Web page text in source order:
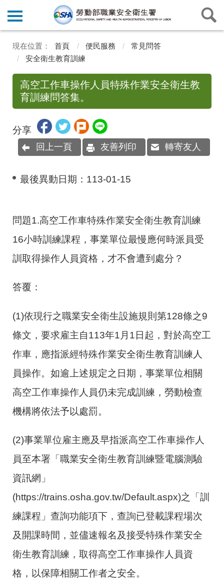
首頁 便民服務
常見問答
安全衛生教育訓練
高空工作車操作人員特殊作業安全衛生教
育訓練問答集。
分享
回上一頁 友善列印 轉寄友人
最後異動日期： 113-01-15
問題1.高空工作車特殊作業安全衛生教育訓練
16小時訓練課程，事業單位最慢應何時派員受
訓取得操作人員資格，才不會遭到處分？
答覆：
(1)依現行之職業安全衛生設施規則第128條之9
條文，要求雇主自113年1月1日起，對於高空工
作車，應指派經特殊作業安全衛生教育訓練人
員操作。如逾上述規定之日期，事業單位相關
高空工作車操作人員仍未完成訓練，勞動檢查
機構將依法予以處罰。
(2)事業單位雇主應及早指派高空工作車操作人
員至本署「職業安全衛生教育訓練暨電腦測驗
資訊網」
(https://trains.osha.gov.tw/Default.aspx)之「訓
練課程」查詢功能項下，查詢已登載課程場次
及開課時間，並儘速報名及接受特殊作業安全
衛生教育訓練，取得高空工作車操作人員資
格，以保障相關工作者之安全。